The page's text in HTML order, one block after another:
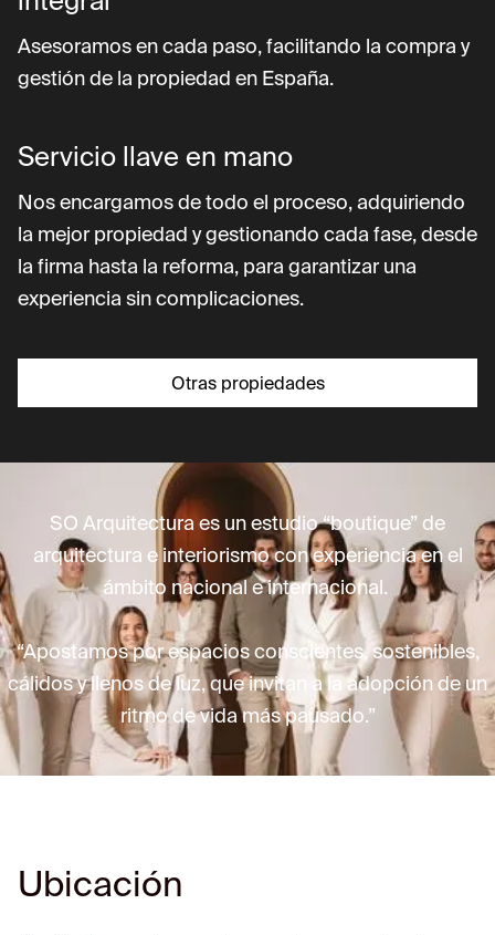
Asesoramos en cada paso, facilitando la compra y
gestión de la propiedad en España.
Servicio llave en mano
Nos encargamos de todo el proceso, adquiriendo
la mejor propiedad y gestionando cada fase, desde
la firma hasta la reforma, para garantizar una
experiencia sin complicaciones.
Otras propiedades
SO Arquitectura es un estudio “boutique” de
arquitectura e interiorismo con experiencia en el
ámbito nacional e internacional.
“Apostamos por espacios conscientes, sostenibles,
cálidos y llenos de luz, que invitan a la adopción de un
ritmo de vida más pausado.”
Ubicación